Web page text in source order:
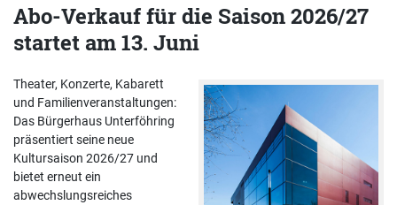
Abo-Verkauf für die Saison 2026/27
startet am 13. Juni
Theater, Konzerte, Kabarett
und Familienveranstaltungen:
Das Bürgerhaus Unterföhring
präsentiert seine neue
Kultursaison 2026/27 und
bietet erneut ein
abwechslungsreiches